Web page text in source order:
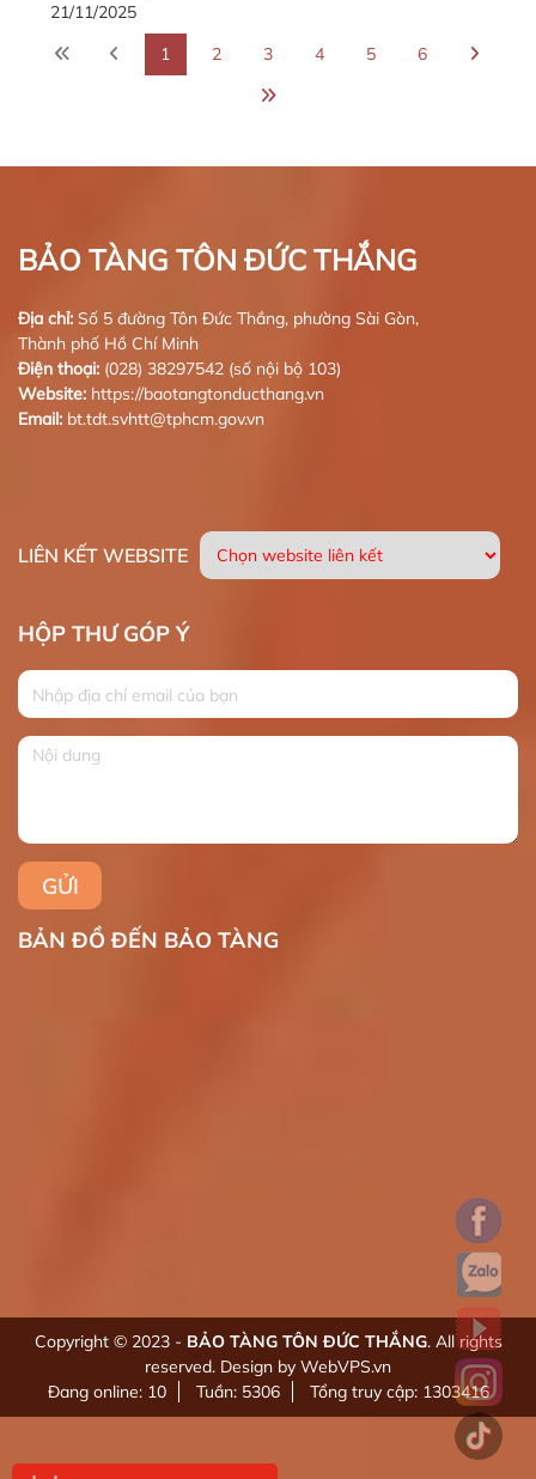
21/11/2025
1
2 3 4 5 6
BẢO TÀNG TÔN ĐỨC THẮNG
Địa chỉ: Số 5 đường Tôn Đức Thắng, phường Sài Gòn,
Thành phố Hồ Chí Minh
Điện thoại: (028) 38297542 (số nội bộ 103)
Website: https://baotangtonducthang.vn
Email: bt.tdt.svhtt@tphcm.gov.vn
LIÊN KẾT WEBSITE
HỘP THƯ GÓP Ý
BẢN ĐỒ ĐẾN BẢO TÀNG
Copyright © 2023 - BẢO TÀNG TÔN ĐỨC THẮNG. All rights
reserved. Design by WebVPS.vn
Đang online: 10
Tuần: 5306 Tổng truy cập: 1303416